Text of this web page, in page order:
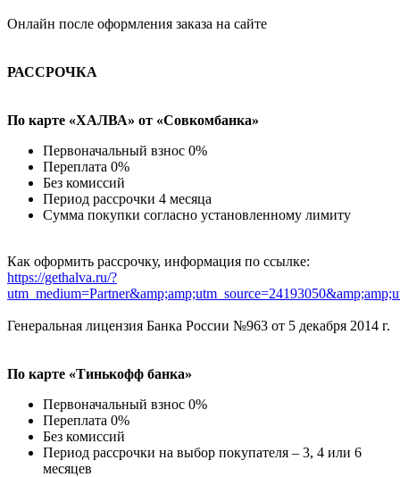
Онлайн после оформления заказа на сайте
РАССРОЧКА
По карте «ХАЛВА» от «Совкомбанка»
Первоначальный взнос 0%
Переплата 0%
Без комиссий
Период рассрочки 4 месяца
Сумма покупки согласно установленному лимиту
Как оформить рассрочку, информация по ссылке:
https://gethalva.ru/?
Генеральная лицензия Банка России №963 от 5 декабря 2014 г.
По карте «Тинькофф банка»
Первоначальный взнос 0%
Переплата 0%
Без комиссий
Период рассрочки на выбор покупателя – 3, 4 или 6
месяцев